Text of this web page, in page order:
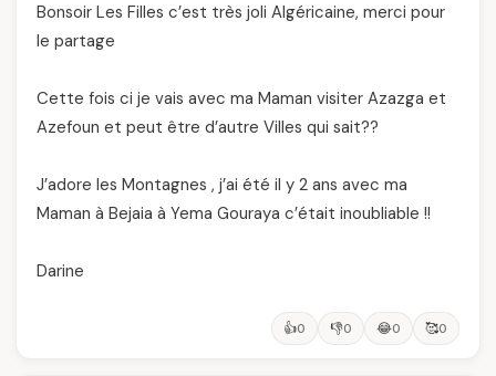
Bonsoir Les Filles c’est très joli Algéricaine, merci pour
le partage
Cette fois ci je vais avec ma Maman visiter Azazga et
Azefoun et peut être d’autre Villes qui sait??
J’adore les Montagnes , j’ai été il y 2 ans avec ma
Maman à Bejaia à Yema Gouraya c’était inoubliable !!
Darine
👍0 👎0 😂0 🥰0